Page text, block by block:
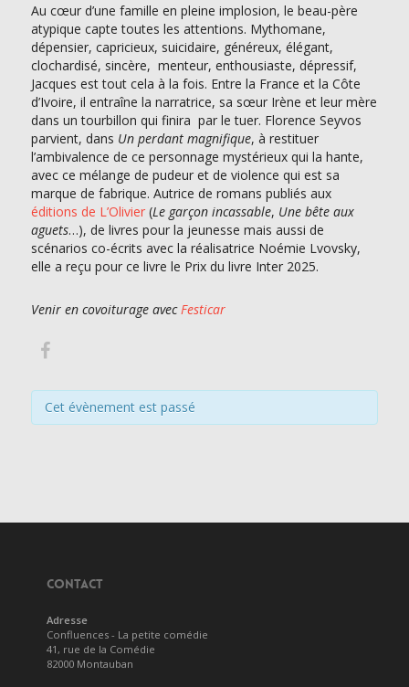
Au cœur d’une famille en pleine implosion, le beau-père
atypique capte toutes les attentions. Mythomane,
dépensier, capricieux, suicidaire, généreux, élégant,
clochardisé, sincère, menteur, enthousiaste, dépressif,
Jacques est tout cela à la fois. Entre la France et la Côte
d’Ivoire, il entraîne la narratrice, sa sœur Irène et leur mère
dans un tourbillon qui finira par le tuer. Florence Seyvos
parvient, dans Un perdant magnifique, à restituer
l’ambivalence de ce personnage mystérieux qui la hante,
avec ce mélange de pudeur et de violence qui est sa
marque de fabrique. Autrice de romans publiés aux
éditions de L’Olivier(Le garçon incassable, Une bête aux
aguets…), de livres pour la jeunesse mais aussi de
scénarios co-écrits avec la réalisatrice Noémie Lvovsky,
elle a reçu pour ce livre le Prix du livre Inter 2025.
Venir en covoiturage avec Festicar
Cet évènement est passé
CONTACT
Adresse
Confluences - La petite comédie
41, rue de la Comédie
82000 Montauban